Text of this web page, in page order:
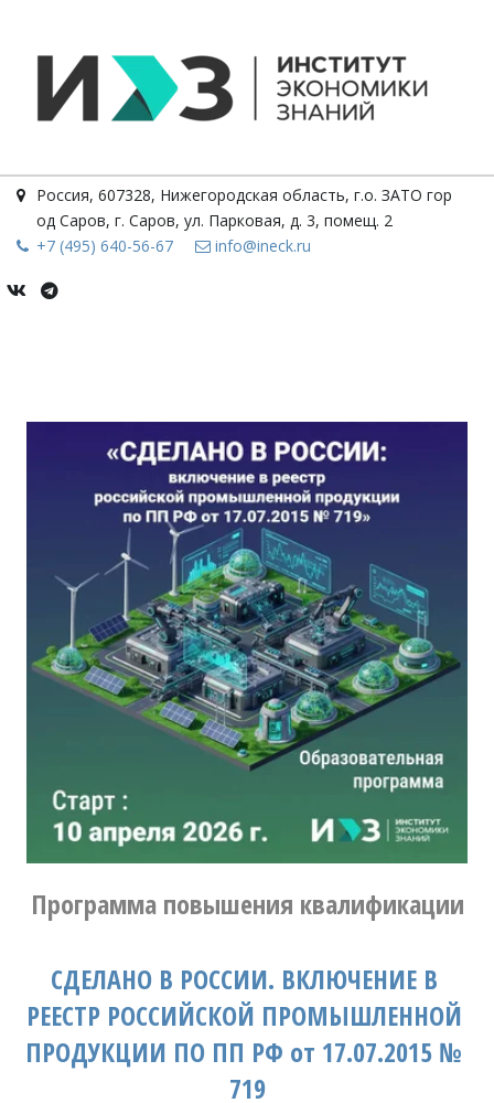
Россия, 607328, Нижегородская область, г.о. ЗАТО гор
од Саров, г. Саров, ул. Парковая, д. 3, помещ. 2
+7 (495) 640-56-67
info@ineck.ru
Программа повышения квалификации
СДЕЛАНО В РОССИИ. ВКЛЮЧЕНИЕ В
РЕЕСТР РОССИЙСКОЙ ПРОМЫШЛЕННОЙ
ПРОДУКЦИИ ПО ПП РФ от 17.07.2015 №
719